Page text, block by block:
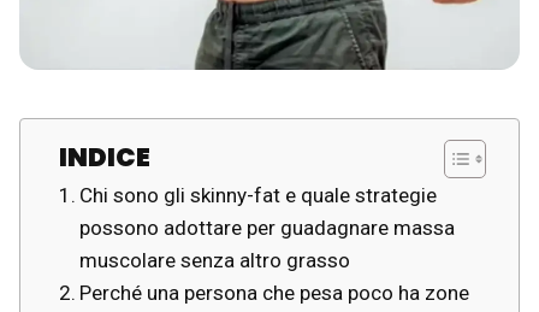
INDICE
Chi sono gli skinny-fat e quale strategie
possono adottare per guadagnare massa
muscolare senza altro grasso
Perché una persona che pesa poco ha zone